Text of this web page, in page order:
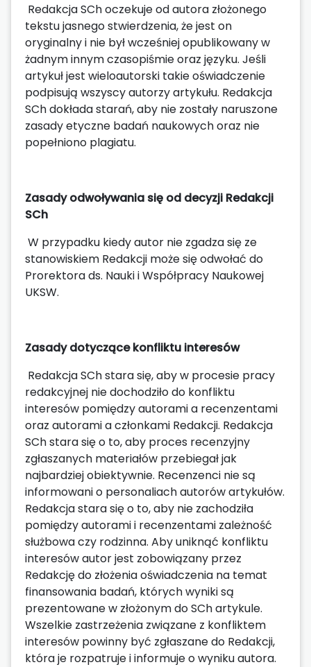
Redakcja SCh oczekuje od autora złożonego
tekstu jasnego stwierdzenia, że jest on
oryginalny i nie był wcześniej opublikowany w
żadnym innym czasopiśmie oraz języku. Jeśli
artykuł jest wieloautorski takie oświadczenie
podpisują wszyscy autorzy artykułu. Redakcja
SCh dokłada starań, aby nie zostały naruszone
zasady etyczne badań naukowych oraz nie
popełniono plagiatu.
Zasady odwoływania się od decyzji Redakcji
SCh
W przypadku kiedy autor nie zgadza się ze
stanowiskiem Redakcji może się odwołać do
Prorektora ds. Nauki i Współpracy Naukowej
UKSW.
Zasady dotyczące konfliktu interesów
Redakcja SCh stara się, aby w procesie pracy
redakcyjnej nie dochodziło do konfliktu
interesów pomiędzy autorami a recenzentami
oraz autorami a członkami Redakcji. Redakcja
SCh stara się o to, aby proces recenzyjny
zgłaszanych materiałów przebiegał jak
najbardziej obiektywnie. Recenzenci nie są
informowani o personaliach autorów artykułów.
Redakcja stara się o to, aby nie zachodziła
pomiędzy autorami i recenzentami zależność
służbowa czy rodzinna. Aby uniknąć konfliktu
interesów autor jest zobowiązany przez
Redakcję do złożenia oświadczenia na temat
finansowania badań, których wyniki są
prezentowane w złożonym do SCh artykule.
Wszelkie zastrzeżenia związane z konfliktem
interesów powinny być zgłaszane do Redakcji,
która je rozpatruje i informuje o wyniku autora.